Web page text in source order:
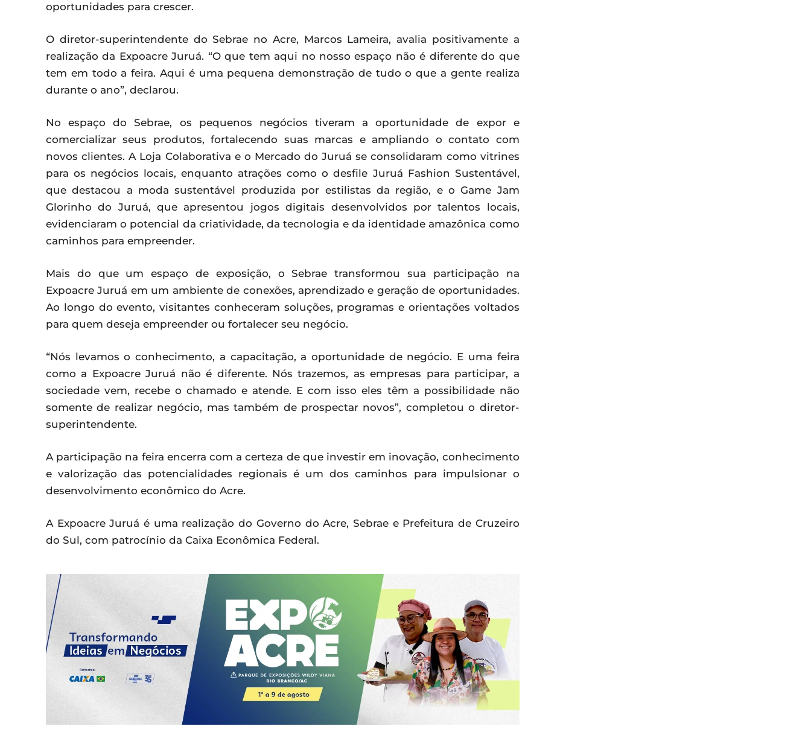
oportunidades para crescer.
O diretor-superintendente do Sebrae no Acre, Marcos Lameira, avalia positivamente a
realização da Expoacre Juruá. “O que tem aqui no nosso espaço não é diferente do que
tem em todo a feira. Aqui é uma pequena demonstração de tudo o que a gente realiza
durante o ano”, declarou.
No espaço do Sebrae, os pequenos negócios tiveram a oportunidade de expor e
comercializar seus produtos, fortalecendo suas marcas e ampliando o contato com
novos clientes. A Loja Colaborativa e o Mercado do Juruá se consolidaram como vitrines
para os negócios locais, enquanto atrações como o desfile Juruá Fashion Sustentável,
que destacou a moda sustentável produzida por estilistas da região, e o Game Jam
Glorinho do Juruá, que apresentou jogos digitais desenvolvidos por talentos locais,
evidenciaram o potencial da criatividade, da tecnologia e da identidade amazônica como
caminhos para empreender.
Mais do que um espaço de exposição, o Sebrae transformou sua participação na
Expoacre Juruá em um ambiente de conexões, aprendizado e geração de oportunidades.
Ao longo do evento, visitantes conheceram soluções, programas e orientações voltados
para quem deseja empreender ou fortalecer seu negócio.
“Nós levamos o conhecimento, a capacitação, a oportunidade de negócio. E uma feira
como a Expoacre Juruá não é diferente. Nós trazemos, as empresas para participar, a
sociedade vem, recebe o chamado e atende. E com isso eles têm a possibilidade não
somente de realizar negócio, mas também de prospectar novos”, completou o diretor-
superintendente.
A participação na feira encerra com a certeza de que investir em inovação, conhecimento
e valorização das potencialidades regionais é um dos caminhos para impulsionar o
desenvolvimento econômico do Acre.
A Expoacre Juruá é uma realização do Governo do Acre, Sebrae e Prefeitura de Cruzeiro
do Sul, com patrocínio da Caixa Econômica Federal.